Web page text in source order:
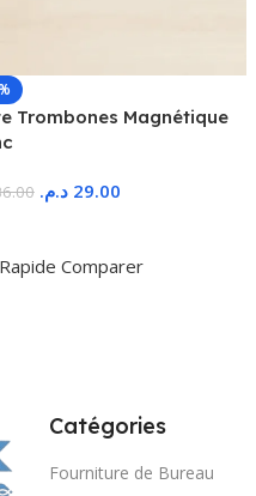
Trombones Magnétique
29.00 د.م.
Comparer
Catégories
Fourniture de Bureau